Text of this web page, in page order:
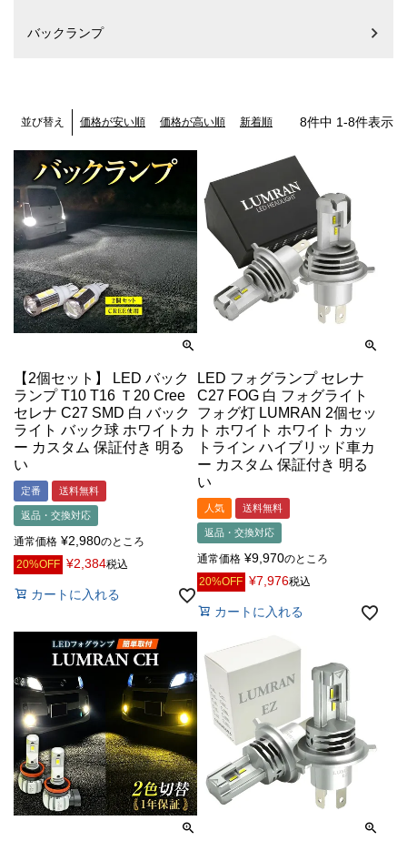
バックランプ
並び替え 価格が安い順 価格が高い順 新着順 8件中 1-8件表示
【2個セット】 LED バック
ランプ T10 T16 Ｔ20 Cree
セレナ C27 SMD 白 バック
ライト バック球 ホワイトカ
ー カスタム 保証付き 明る
い
定番 送料無料
返品・交換対応
通常価格 ¥2,980のところ
20%OFF ¥2,384税込
カートに入れる
LED フォグランプ セレナ
C27 FOG 白 フォグライト
フォグ灯 LUMRAN 2個セッ
ト ホワイト ホワイト カッ
トライン ハイブリッド車カ
ー カスタム 保証付き 明る
い
人気 送料無料
返品・交換対応
通常価格 ¥9,970のところ
20%OFF ¥7,976税込
カートに入れる